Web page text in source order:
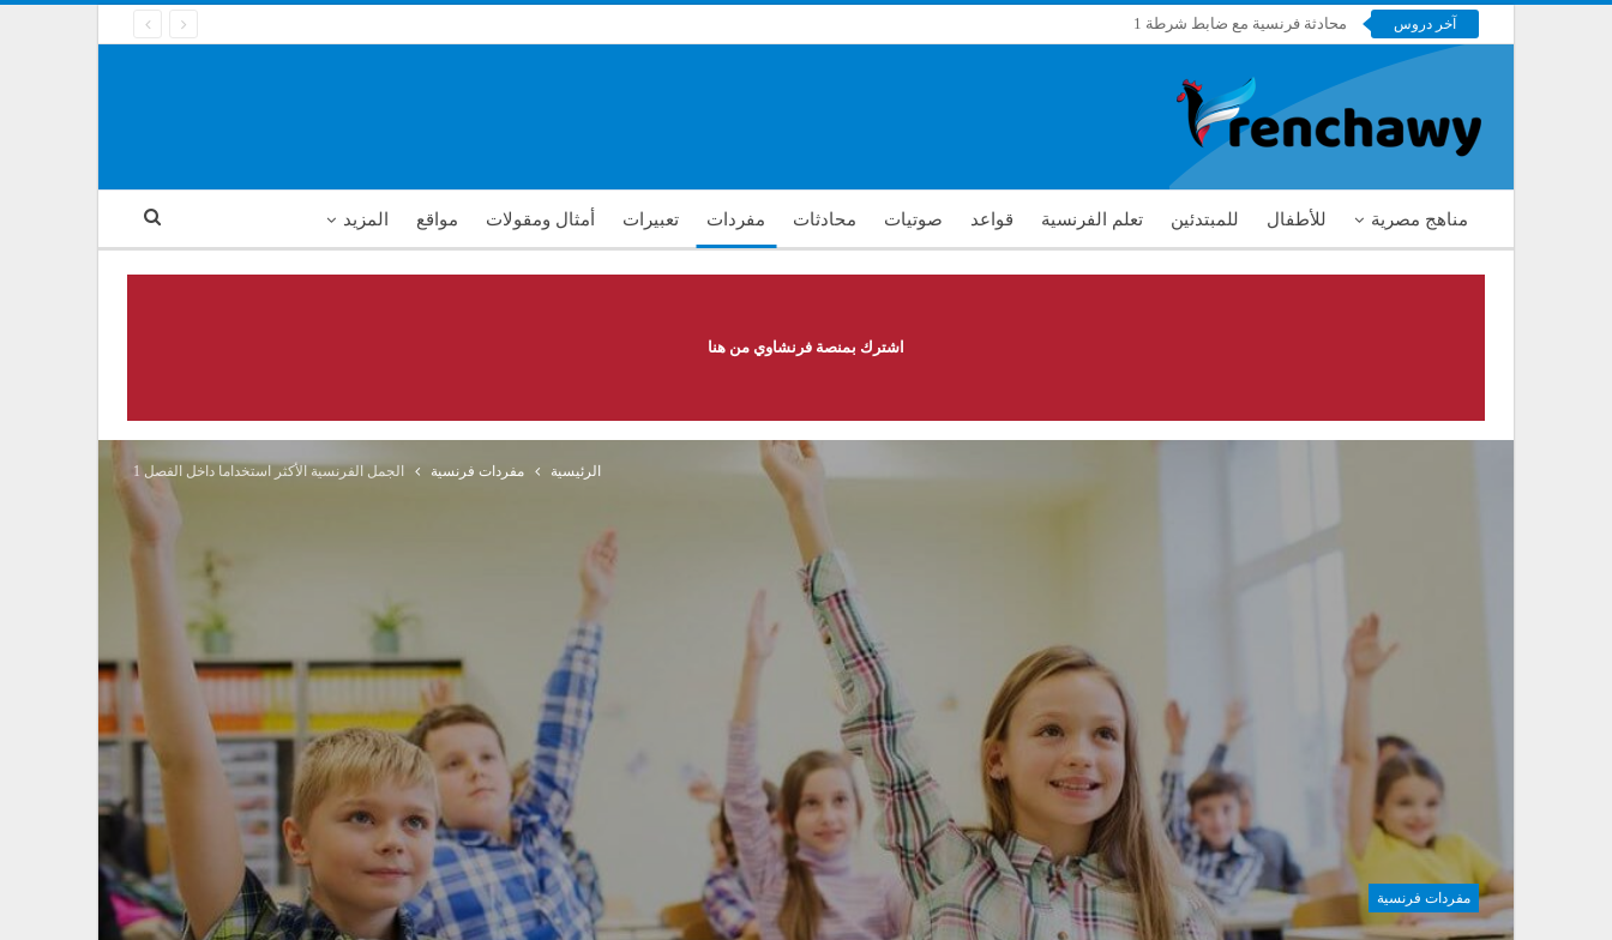
آخر دروس
فرنشاوي
محادثة فرنسية مع ضابط شرطة 1
مناهج مصرية للأطفال للمبتدئين تعلم الفرنسية قواعد صوتيات محادثات مفردات تعبيرات أمثال ومقولات مواقع المزيد
اشترك بمنصة فرنشاوي من هنا
الرئيسية مفردات فرنسية الجمل الفرنسية الأكثر استخداما داخل الفصل 1
مفردات فرنسية